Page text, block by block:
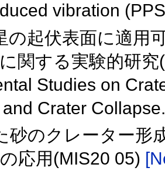
vibration
の起伏表面に適用
関する実験的研
Studies on
Crater
砂のクレーター形
応用(MIS20 05)